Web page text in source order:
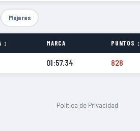
Mujeres
↕ MARCA PUNTOS ↕
01:57.34 828
Política de Privacidad